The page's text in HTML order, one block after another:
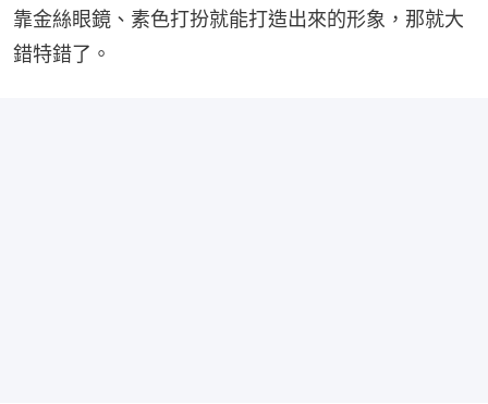
靠金絲眼鏡、素色打扮就能打造出來的形象，那就大
錯特錯了。